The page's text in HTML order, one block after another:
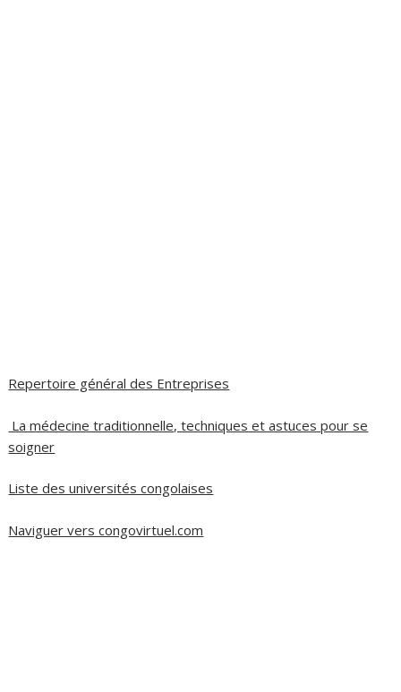
Repertoire général des Entreprises
La médecine traditionnelle, techniques et astuces pour se
soigner
Liste des universités congolaises
Naviguer vers congovirtuel.com